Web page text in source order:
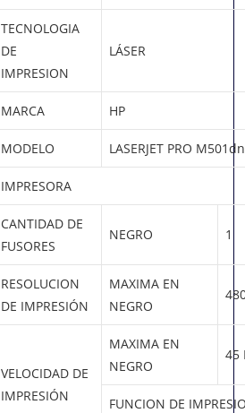
TECNOLOGIA
DE
IMPRESION
LÁSER
MARCA HP
MODELO LASERJET PRO M501dn
IMPRESORA
CANTIDAD DE
FUSORES
NEGRO 1
RESOLUCION
DE IMPRESIÓN
MAXIMA EN
NEGRO
VELOCIDAD DE
IMPRESIÓN
MAXIMA EN
NEGRO
45
FUNCION DE